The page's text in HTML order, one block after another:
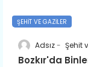
ŞEHIT VE GAZILER
Adsız Şehit
Bozkır'da